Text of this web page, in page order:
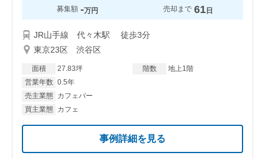
募集額 -万円 売却まで 61日
JR山手線 代々木駅 徒歩3分
東京23区 渋谷区
面積 27.83坪 階数
地上1階
営業年数 0.5年
売主業態
カフェバー
買主業態
カフェ
事例詳細を見る